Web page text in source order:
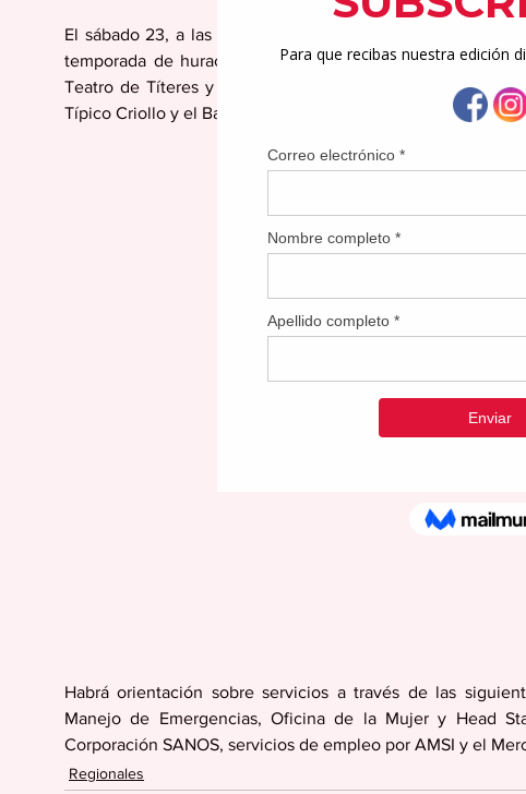
El sábado 23, a las 11:00 a.m., el alcalde y parte de su
temporada de huracanes, y en la tarde, desde la 1:00
Teatro de Títeres y el Coro de Niños de Caguas. El
Típico Criollo y el Ballet Folklórico de Caguas.
Habrá orientación sobre servicios a través de las
Manejo de Emergencias, Oficina de la Mujer y Head
Corporación SANOS, servicios de empleo por AMSI y el
Regionales